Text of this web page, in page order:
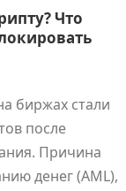
Что
биржах стали
после
Причина
денег (AML),